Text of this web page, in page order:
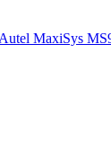
MaxiSys